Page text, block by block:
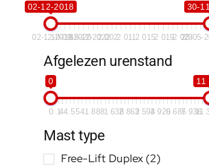
02-12-2018 30-
02-12-2018
10-09-2020
15-12-2022
2 0022 0112 0152 0192 023
28-05-
Afgelezen urenstand
0 11
0 144.5541 8881 6382 8623 5934 9206 6857 936
11
Mast type
Free-Lift Duplex (2)